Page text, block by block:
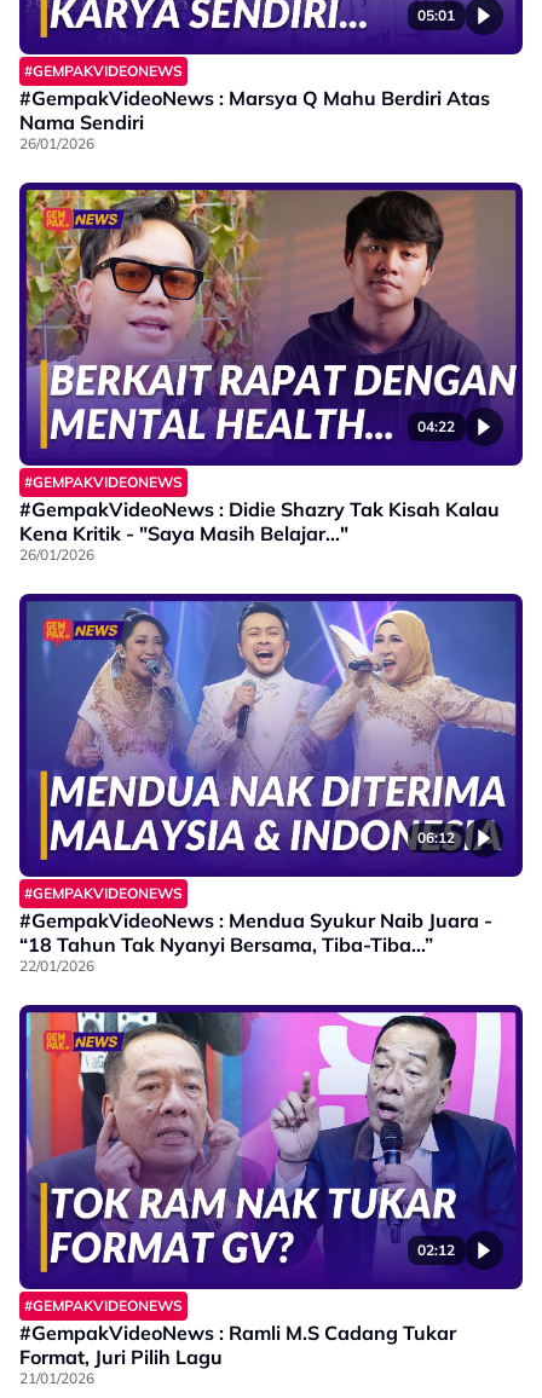
05:01
#GEMPAKVIDEONEWS
#GempakVideoNews : Marsya Q Mahu Berdiri Atas
Nama Sendiri
26/01/2026
04:22
#GEMPAKVIDEONEWS
#GempakVideoNews : Didie Shazry Tak Kisah Kalau
Kena Kritik - "Saya Masih Belajar..."
26/01/2026
06:12
#GEMPAKVIDEONEWS
#GempakVideoNews : Mendua Syukur Naib Juara -
“18 Tahun Tak Nyanyi Bersama, Tiba-Tiba…”
22/01/2026
02:12
#GEMPAKVIDEONEWS
#GempakVideoNews : Ramli M.S Cadang Tukar
Format, Juri Pilih Lagu
21/01/2026